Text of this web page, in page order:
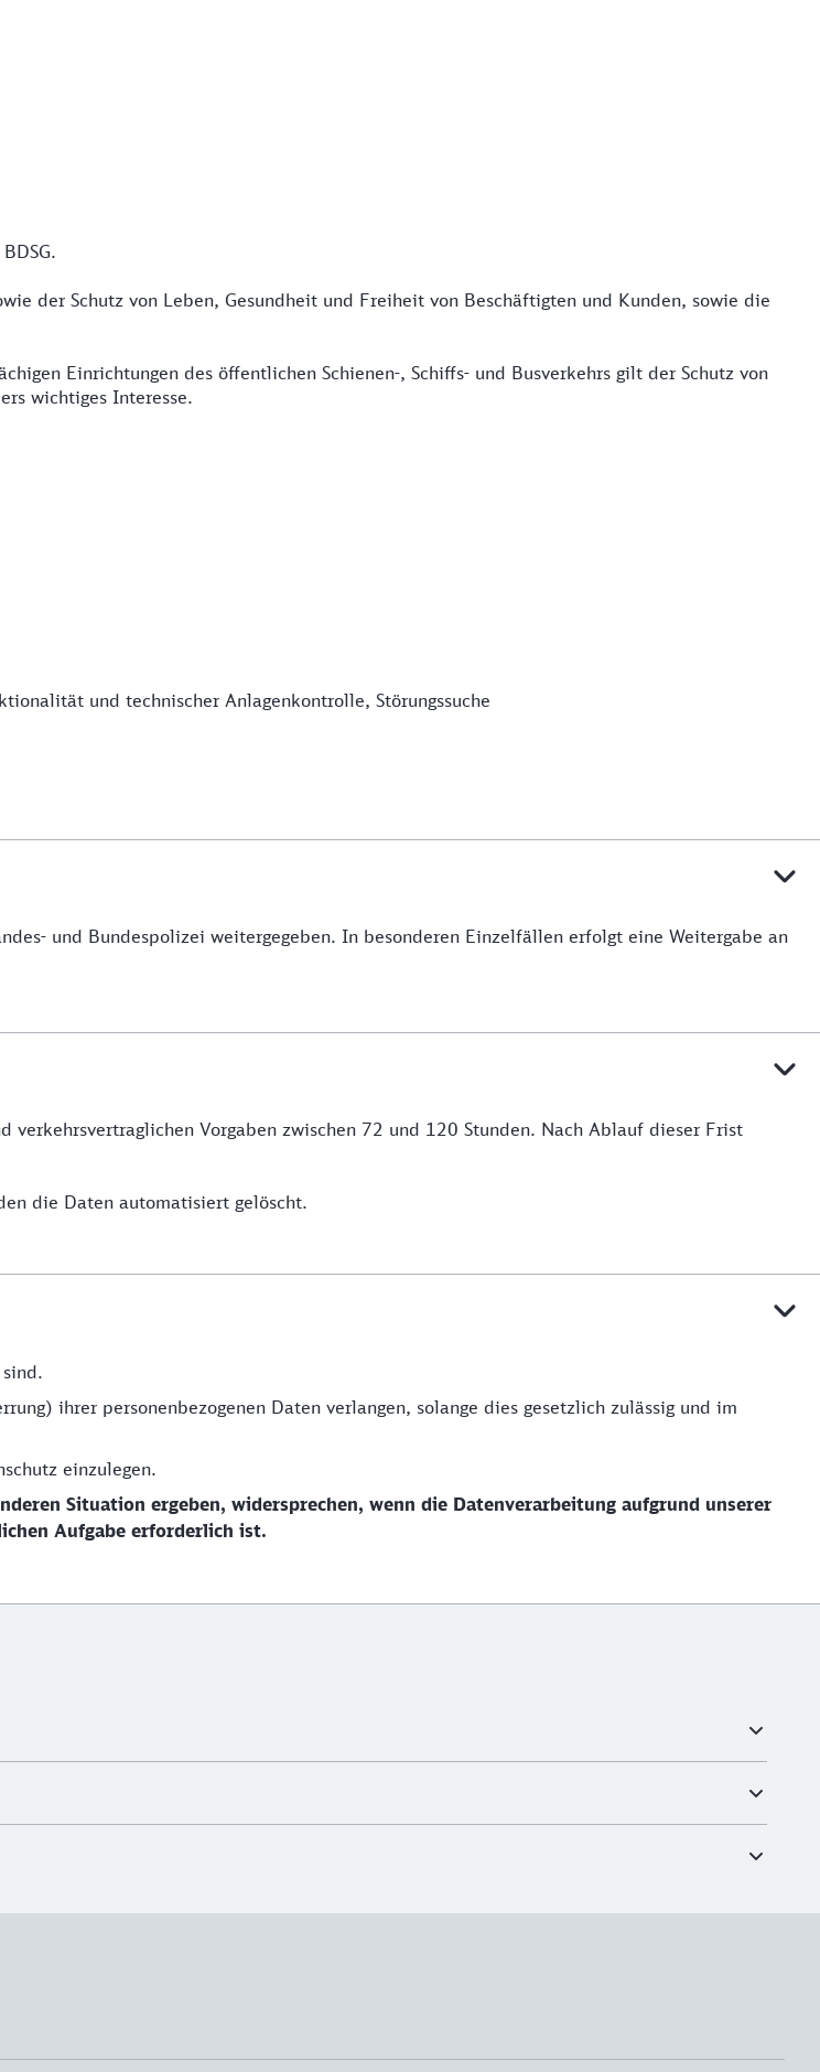
der Schutz von Leben, Gesundheit und Freiheit von Beschäftigten und Kunden, sowie die
Einrichtungen des öffentlichen Schienen-, Schiffs- und Busverkehrs gilt der Schutz von
wichtiges Interesse.
und technischer Anlagenkontrolle, Störungssuche
und Bundespolizei weitergegeben. In besonderen Einzelfällen erfolgt eine Weitergabe an
Vorgaben zwischen 72 und 120 Stunden. Nach Ablauf dieser Frist
die Daten automatisiert gelöscht.
ihrer personenbezogenen Daten verlangen, solange dies gesetzlich zulässig und im
einzulegen.
Situation ergeben, widersprechen, wenn die Datenverarbeitung aufgrund unserer
Aufgabe erforderlich ist.